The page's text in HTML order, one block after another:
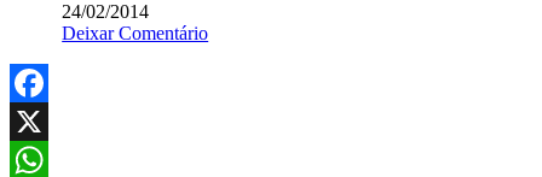
24/02/2014
Deixar Comentário
Facebook
X